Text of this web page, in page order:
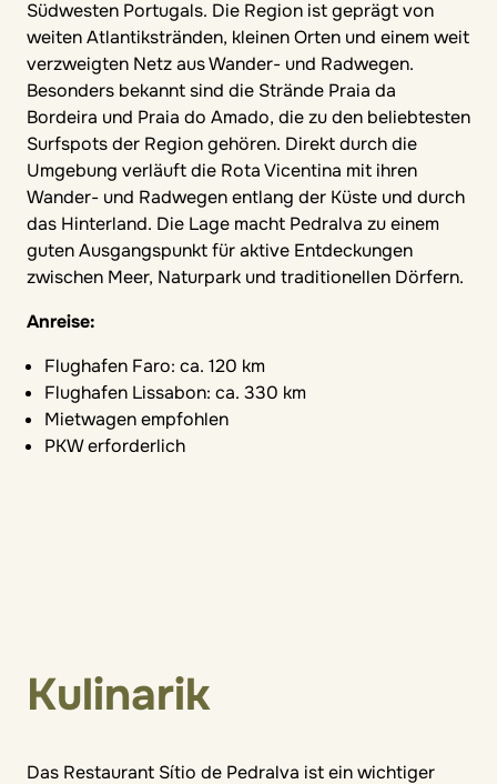
Südwesten Portugals. Die Region ist geprägt von
weiten Atlantikstränden, kleinen Orten und einem weit
verzweigten Netz aus Wander- und Radwegen.
Besonders bekannt sind die Strände Praia da
Bordeira und Praia do Amado, die zu den beliebtesten
Surfspots der Region gehören. Direkt durch die
Umgebung verläuft die Rota Vicentina mit ihren
Wander- und Radwegen entlang der Küste und durch
das Hinterland. Die Lage macht Pedralva zu einem
guten Ausgangspunkt für aktive Entdeckungen
zwischen Meer, Naturpark und traditionellen Dörfern.
Anreise:
Flughafen Faro: ca. 120 km
Flughafen Lissabon: ca. 330 km
Mietwagen empfohlen
PKW erforderlich
Kulinarik
Das Restaurant Sítio de Pedralva ist ein wichtiger